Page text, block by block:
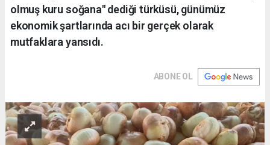
olmuş kuru soğana" dediği türküsü, günümüz
ekonomik şartlarında acı bir gerçek olarak
mutfaklara yansıdı.
ABONE OL